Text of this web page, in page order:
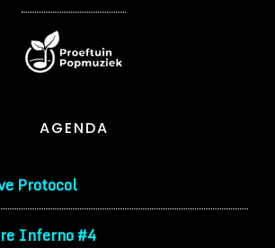
AGENDA
Protocol
Inferno #4